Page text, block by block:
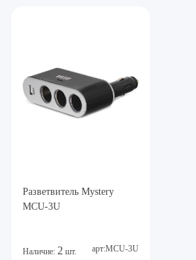
Разветвитель Mystery
MCU-3U
Наличие: 2 шт. арт:MCU-3U